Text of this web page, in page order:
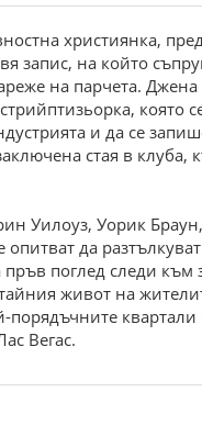
християнка,
запис, на който
на парчета.
която
и да се
стая в клуба,
Уилоуз, Уорик
опитват да разтълкуват
поглед следи към
живот на
порядъчните квартали
Вегас.